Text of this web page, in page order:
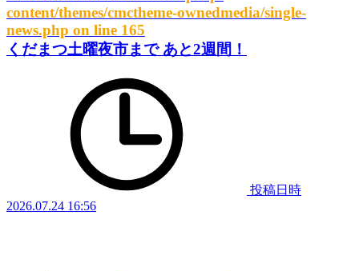
content/themes/cmctheme-ownedmedia/single-
news.php on line 165
くだまつ土曜夜市まで あと2週間！
投稿日時
2026.07.24 16:56